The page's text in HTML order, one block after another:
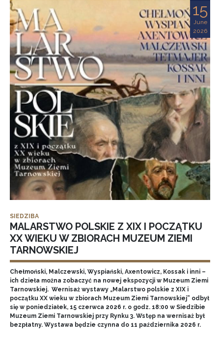
15
June
2026
SIEDZIBA
MALARSTWO POLSKIE Z XIX I POCZĄTKU
XX WIEKU W ZBIORACH MUZEUM ZIEMI
TARNOWSKIEJ
Chełmoński, Malczewski, Wyspiański, Axentowicz, Kossak i inni –
ich dzieła można zobaczyć na nowej ekspozycji w Muzeum Ziemi
Tarnowskiej. Wernisaż wystawy „Malarstwo polskie z XIX i
początku XX wieku w zbiorach Muzeum Ziemi Tarnowskiej” odbył
się w poniedziałek, 15 czerwca 2026 r. o godz. 18:00 w Siedzibie
Muzeum Ziemi Tarnowskiej przy Rynku 3. Wstęp na wernisaż był
bezpłatny. Wystawa będzie czynna do 11 października 2026 r.